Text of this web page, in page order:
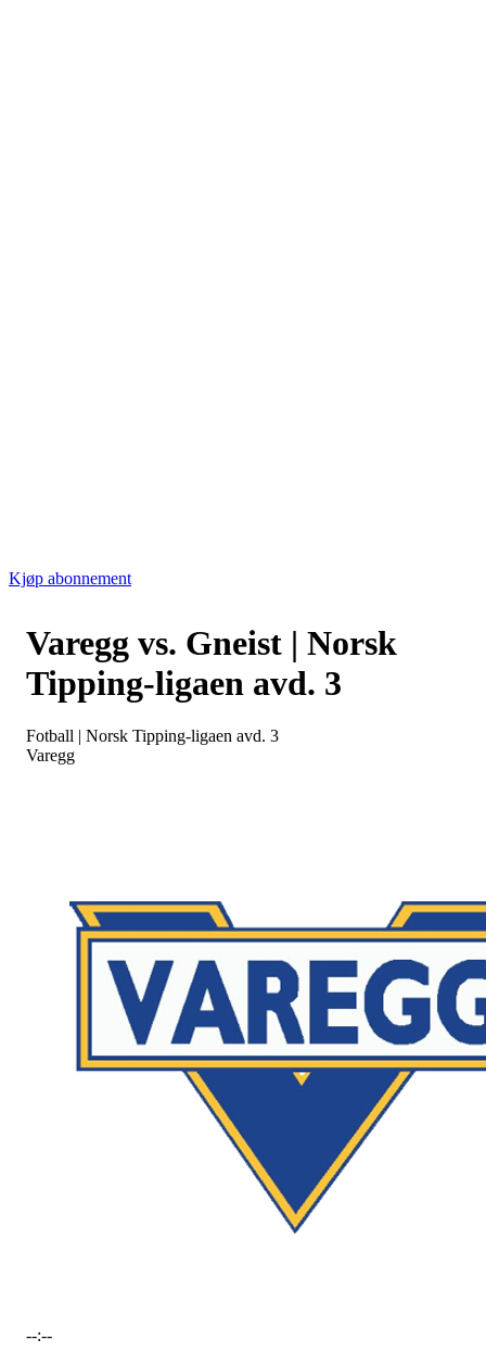
Kjøp abonnement
Varegg vs. Gneist | Norsk
Tipping-ligaen avd. 3
Fotball | Norsk Tipping-ligaen avd. 3
Varegg
--:--